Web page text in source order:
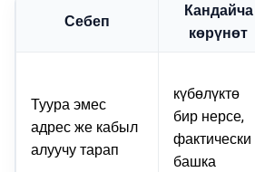
Себеп
Кандайча
көрүнөт
Туура эмес
адрес же кабыл
алуучу тарап
күбөлүктө
бир нерсе,
фактически
башка